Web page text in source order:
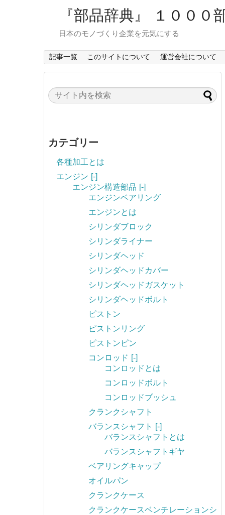
『部品辞典』 １００
日本のモノづくり企業を元気にする
記事一覧 このサイトについて 運営会社について
カテゴリー
各種加工とは
エンジン [-]
エンジン構造部品 [-]
エンジンベアリング
エンジンとは
シリンダブロック
シリンダライナー
シリンダヘッド
シリンダヘッドカバー
シリンダヘッドガスケット
シリンダヘッドボルト
ピストン
ピストンリング
ピストンピン
コンロッド [-]
コンロッドとは
コンロッドボルト
コンロッドブッシュ
クランクシャフト
バランスシャフト
[-]
バランスシャフトとは
バランスシャフトギヤ
ベアリングキャップ
オイルパン
クランクケース
クランクケースベンチレーションシ